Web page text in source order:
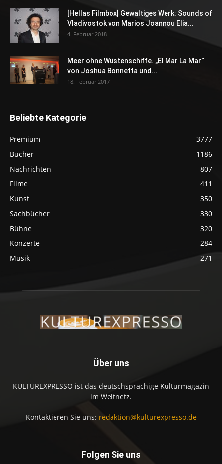
[Hellas Filmbox] Gewaltiges Werk: Sounds of
Vladivostok von Marios Joannou Elia...
4. Februar 2018
Meer ohne Wüstenschiffe. „El Mar La Mar“
von Joshua Bonnetta und...
18. Februar 2017
Beliebte Kategorie
Premium
3777
Bücher
1186
Nachrichten
807
Filme
411
Kunst
350
Sachbücher
330
Bühne
320
Konzerte
284
Musik
271
Über uns
KULTUREXPRESSO ist das deutschsprachige Kulturmagazin
im Weltnetz.
Kontaktieren Sie uns: redaktion@kulturexpresso.de
Folgen Sie uns